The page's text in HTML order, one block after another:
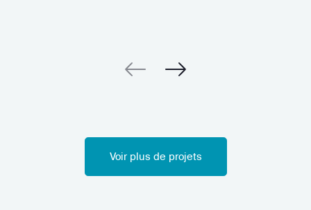
Voir plus de projets